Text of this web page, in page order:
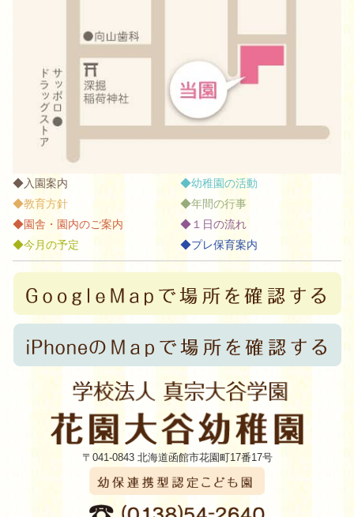
入園案内
教育方針
園舎・園内のご案内
今月の予定
幼稚園の活動
年間の行事
１日の流れ
プレ保育案内
〒041-0843 北海道函館市花園町17番17号